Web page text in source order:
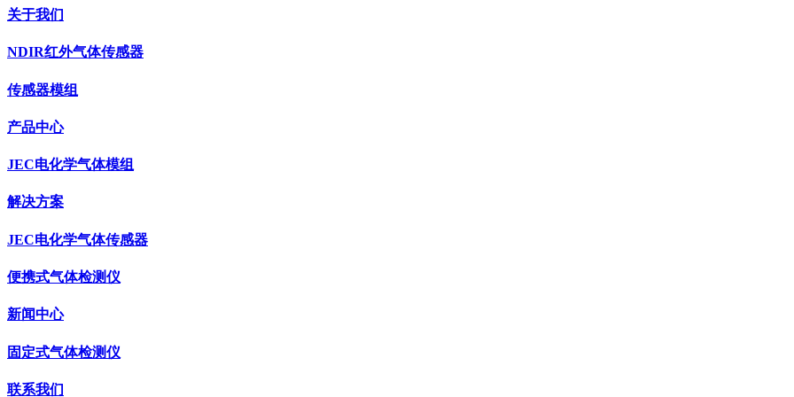
关于我们
NDIR红外气体传感器
传感器模组
产品中心
JEC电化学气体模组
解决方案
JEC电化学气体传感器
便携式气体检测仪
新闻中心
固定式气体检测仪
联系我们